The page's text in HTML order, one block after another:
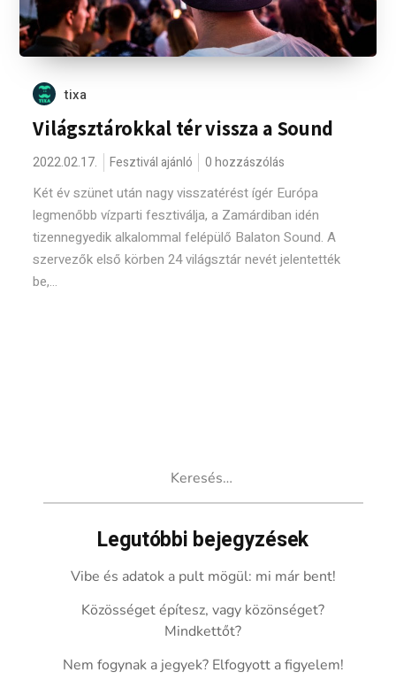
tixa
Világsztárokkal tér vissza a Sound
2022.02.17. Fesztivál ajánló 0 hozzászólás
Két év szünet után nagy visszatérést ígér Európa
legmenőbb vízparti fesztiválja, a Zamárdiban idén
tizennegyedik alkalommal felépülő Balaton Sound. A
szervezők első körben 24 világsztár nevét jelentették
be,...
Legutóbbi bejegyzések
Vibe és adatok a pult mögül: mi már bent!
Közösséget építesz, vagy közönséget?
Mindkettőt?
Nem fogynak a jegyek? Elfogyott a figyelem!